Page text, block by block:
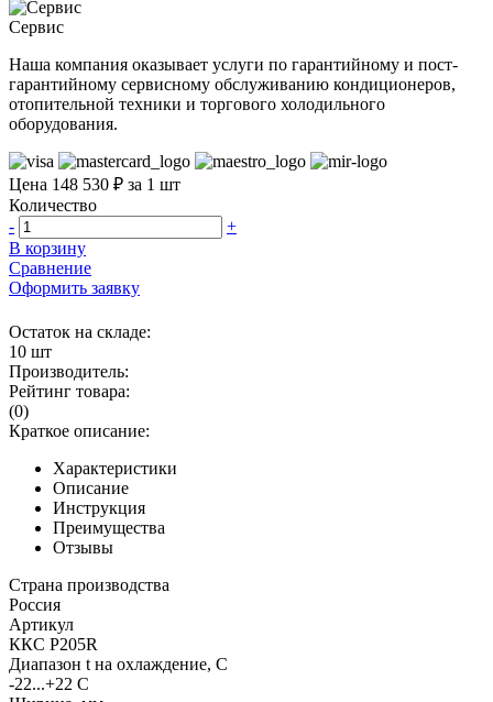
Сервис
Наша компания оказывает услуги по гарантийному и пост-
гарантийному сервисному обслуживанию кондиционеров,
отопительной техники и торгового холодильного
оборудования.
Цена 148 530 ₽ за 1 шт
Количество
-
+
В корзину
Сравнение
Оформить заявку
Остаток на складе:
10 шт
Производитель:
Рейтинг товара:
(0)
Краткое описание:
Характеристики
Описание
Инструкция
Преимущества
Отзывы
Страна производства
Россия
Артикул
ККС Р205R
Диапазон t на охлаждение, С
-22...+22 C